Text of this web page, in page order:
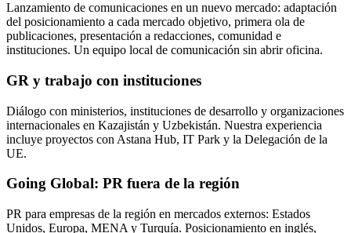
Lanzamiento de comunicaciones en un nuevo mercado: adaptación
del posicionamiento a cada mercado objetivo, primera ola de
publicaciones, presentación a redacciones, comunidad e
instituciones. Un equipo local de comunicación sin abrir oficina.
GR y trabajo con instituciones
Diálogo con ministerios, instituciones de desarrollo y organizaciones
internacionales en Kazajistán y Uzbekistán. Nuestra experiencia
incluye proyectos con Astana Hub, IT Park y la Delegación de la
UE.
Going Global: PR fuera de la región
PR para empresas de la región en mercados externos: Estados
Unidos, Europa, MENA y Turquía. Posicionamiento en inglés,